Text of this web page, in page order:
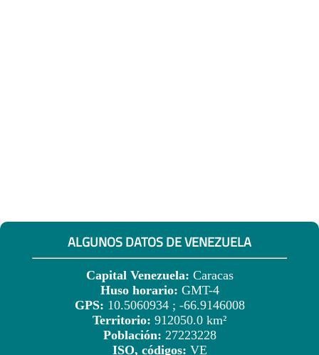
ALGUNOS DATOS DE VENEZUELA
Capital Venezuela: Caracas
Huso horario: GMT-4
GPS: 10.5060934 ; -66.9146008
Territorio: 912050.0 km²
Población: 27223228
ISO, códigos: VE